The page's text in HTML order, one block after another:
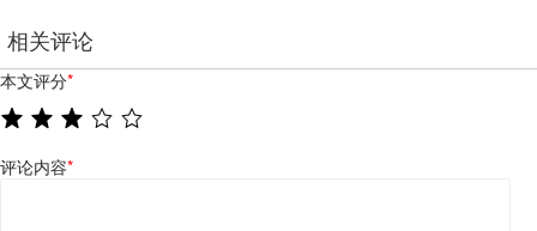
相关评论
本文评分*
评论内容*